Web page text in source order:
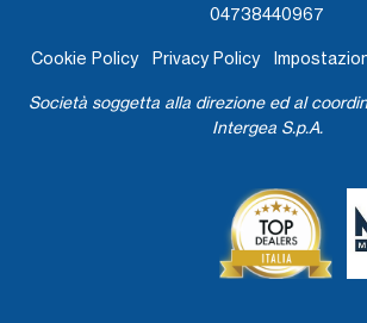
04738440967
Cookie Policy Privacy Policy
Società soggetta alla direzione ed al
Intergea S.p.A.